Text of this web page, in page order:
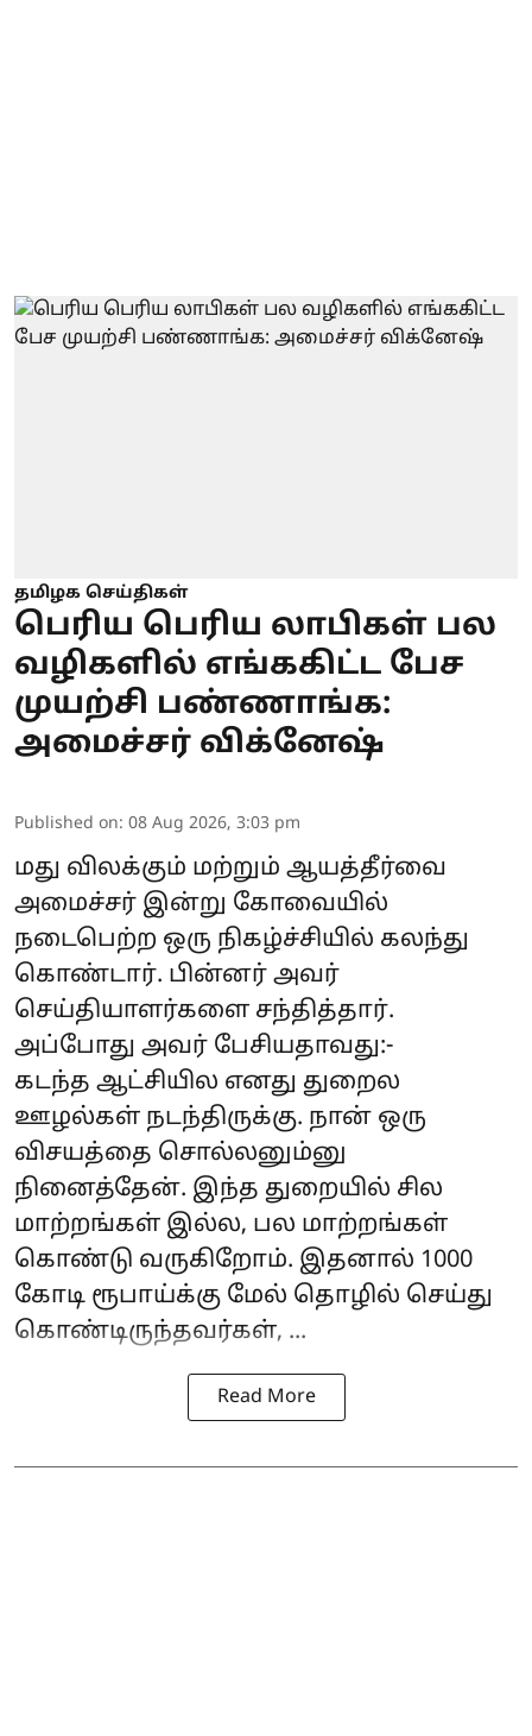
தமிழக செய்திகள்
பெரிய பெரிய லாபிகள் பல
வழிகளில் எங்ககிட்ட பேச
முயற்சி பண்ணாங்க:
அமைச்சர் விக்னேஷ்
Published on: 08 Aug 2026, 3:03 pm
மது விலக்கும் மற்றும் ஆயத்தீர்வை
அமைச்சர் இன்று கோவையில்
நடைபெற்ற ஒரு நிகழ்ச்சியில் கலந்து
கொண்டார். பின்னர் அவர்
செய்தியாளர்களை சந்தித்தார்.
அப்போது அவர் பேசியதாவது:-
கடந்த ஆட்சியில எனது துறைல
ஊழல்கள் நடந்திருக்கு. நான் ஒரு
விசயத்தை சொல்லனும்னு
நினைத்தேன். இந்த துறையில் சில
மாற்றங்கள் இல்ல, பல மாற்றங்கள்
கொண்டு வருகிறோம். இதனால் 1000
கோடி ரூபாய்க்கு மேல் தொழில் செய்து
கொண்டிருந்தவர்கள், ...
Read More